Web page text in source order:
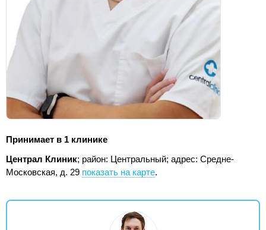
Принимает в 1 клинике
Централ Клиник; район: Центральный; адрес: Средне-
Московская, д. 29 показать на карте.